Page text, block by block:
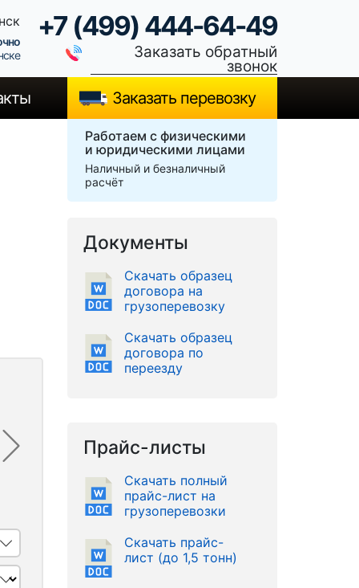
+7 (499) 444-64-49
Заказать обратный
звонок
Заказать перевозку
Работаем с физическими
и юридическими лицами
Наличный и безналичный
расчёт
Документы
Скачать образец
договора на
грузоперевозку
Скачать образец
договора по
переезду
Прайс-листы
Скачать полный
прайс-лист на
грузоперевозки
Скачать прайс-
лист (до 1,5 тонн)